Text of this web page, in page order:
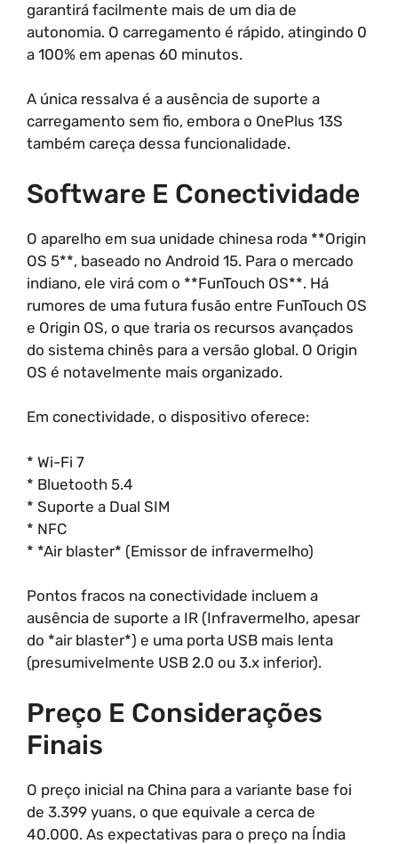
garantirá facilmente mais de um dia de
autonomia. O carregamento é rápido, atingindo 0
a 100% em apenas 60 minutos.
A única ressalva é a ausência de suporte a
carregamento sem fio, embora o OnePlus 13S
também careça dessa funcionalidade.
Software E Conectividade
O aparelho em sua unidade chinesa roda **Origin
OS 5**, baseado no Android 15. Para o mercado
indiano, ele virá com o **FunTouch OS**. Há
rumores de uma futura fusão entre FunTouch OS
e Origin OS, o que traria os recursos avançados
do sistema chinês para a versão global. O Origin
OS é notavelmente mais organizado.
Em conectividade, o dispositivo oferece:
* Wi-Fi 7
* Bluetooth 5.4
* Suporte a Dual SIM
* NFC
* *Air blaster* (Emissor de infravermelho)
Pontos fracos na conectividade incluem a
ausência de suporte a IR (Infravermelho, apesar
do *air blaster*) e uma porta USB mais lenta
(presumivelmente USB 2.0 ou 3.x inferior).
Preço E Considerações
Finais
O preço inicial na China para a variante base foi
de 3.399 yuans, o que equivale a cerca de
40.000. As expectativas para o preço na Índia